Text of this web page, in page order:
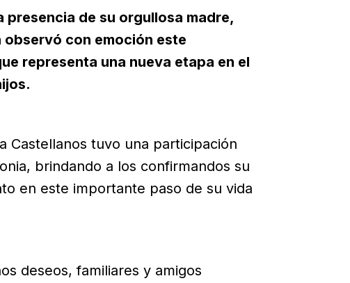
de su orgullosa madre,
observó con emoción este
representa una nueva etapa en el
Castellanos tuvo una participación
brindando a los confirmandos su
en este importante paso de su vida
deseos, familiares y amigos